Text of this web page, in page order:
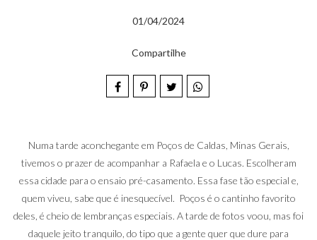
01/04/2024
Compartilhe
Numa tarde aconchegante em Poços de Caldas, Minas Gerais,
tivemos o prazer de acompanhar a Rafaela e o Lucas. Escolheram
essa cidade para o ensaio pré-casamento. Essa fase tão especial e,
quem viveu, sabe que é inesquecível. Poços é o cantinho favorito
deles, é cheio de lembranças especiais. A tarde de fotos voou, mas foi
daquele jeito tranquilo, do tipo que a gente quer que dure para